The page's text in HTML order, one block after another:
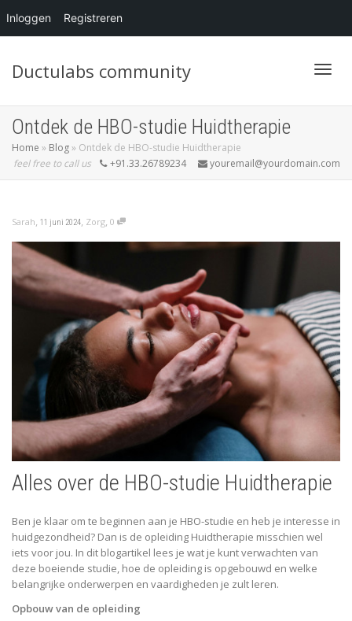
Inloggen Registreren
Ductulabs community
Ontdek de HBO-studie Huidtherapie
Home » Blog» Ontdek de HBO-studie Huidtherapie
feel free to call us
+91.33.26789234 youremail@yourdomain.com
Sarah, 11 juni 2024, Zorg, 0
Alles over de HBO-studie Huidtherapie
Ben je klaar om te beginnen aan je HBO-studie en heb je interesse in
huidgezondheid? Dan is de opleiding Huidtherapie misschien wel
iets voor jou. In dit blogartikel lees je wat je kunt verwachten van
deze boeiende studie, hoe de opleiding is opgebouwd en welke
belangrijke onderwerpen en vaardigheden je zult leren.
Opbouw van de opleiding